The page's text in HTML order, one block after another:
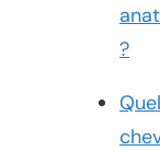
?